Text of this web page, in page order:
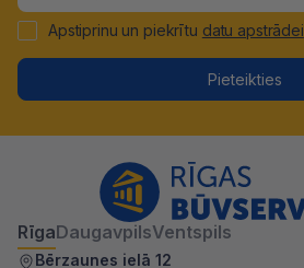
Apstiprinu un piekrītu datu apstrādei
Pieteikties
RīgaDaugavpilsVentspils
Bērzaunes ielā 12